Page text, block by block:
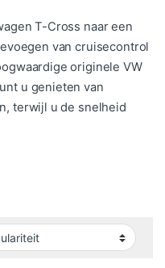
T-Cross naar een
van cruisecontrol
originele VW
u genieten van
terwijl u de snelheid
op populariteit